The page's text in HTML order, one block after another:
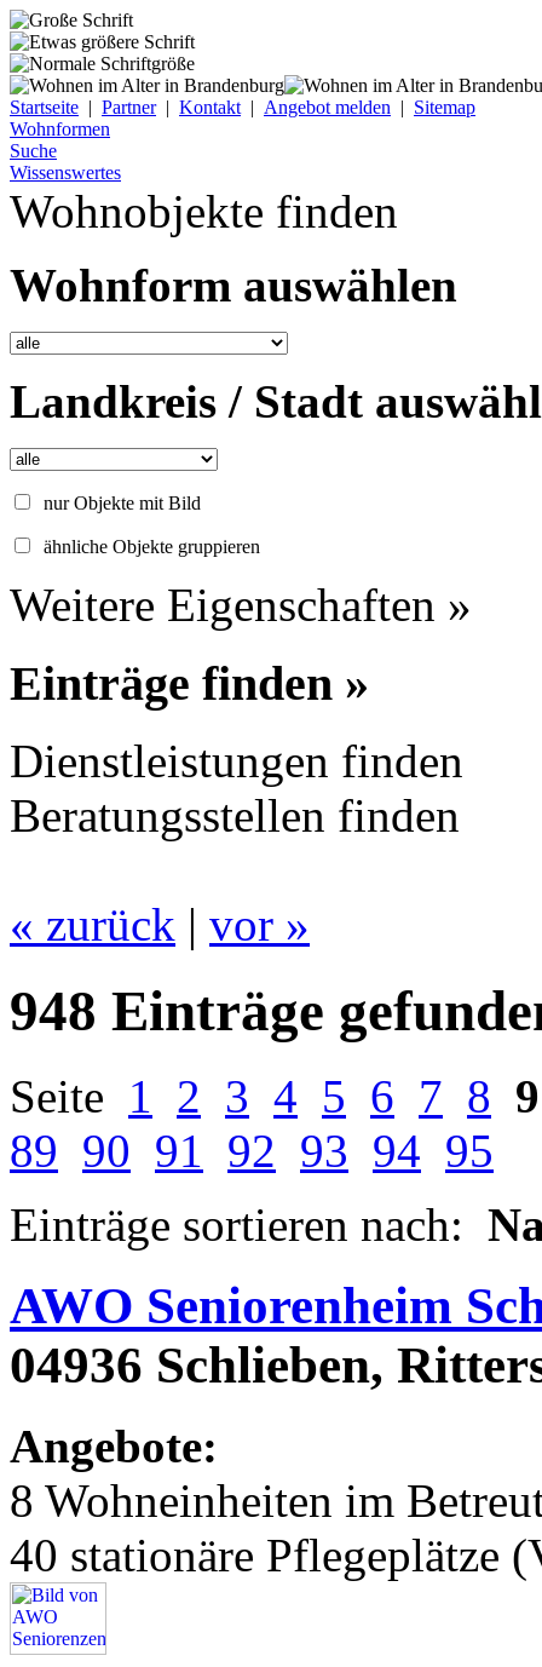
Startseite | Partner| Kontakt | Angebot melden | Sitemap
Wohnformen
Suche
Wissenswertes
Wohnobjekte finden
Wohnform auswählen
Landkreis / Stadt
nur Objekte mit Bild
ähnliche Objekte gruppieren
Weitere Eigenschaften »
Einträge finden »
Dienstleistungen finden
Beratungsstellen finden
« zurück | vor »
948 Einträge
Seite 1 2 3 4 5 6 7 8 9
89 90 91 92 93 94 95
Einträge sortieren nach:
AWO Seniorenheim
04936 Schlieben,
Angebote:
8 Wohneinheiten im
40 stationäre Pflegeplätze